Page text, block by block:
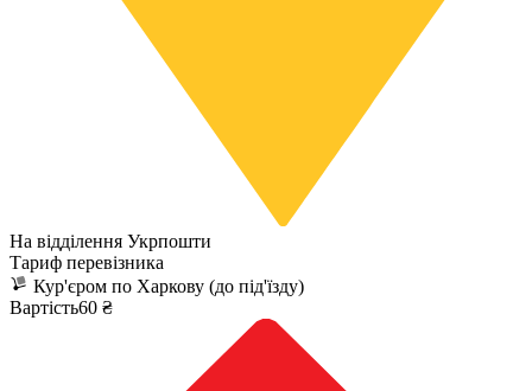
На відділення Укрпошти
Тариф перевізника
Кур'єром по Харкову (до під'їзду)
Вартість60 ₴